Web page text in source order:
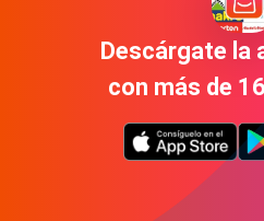
Descárgate la
con más de